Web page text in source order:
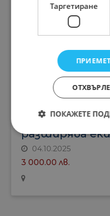
CHRISS Air Ltd
Крис Еър/
разширява
04.10.2025
3 000.00 лв.
Таргетиране
ПОКАЖЕТЕ